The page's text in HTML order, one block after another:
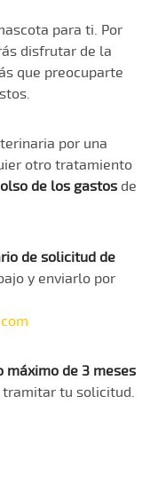
para ti. Por
disfrutar de la
que preocuparte
por una
otro tratamiento
de los gastos de
de solicitud de
y enviarlo por
máximo de 3 meses
tramitar tu solicitud.